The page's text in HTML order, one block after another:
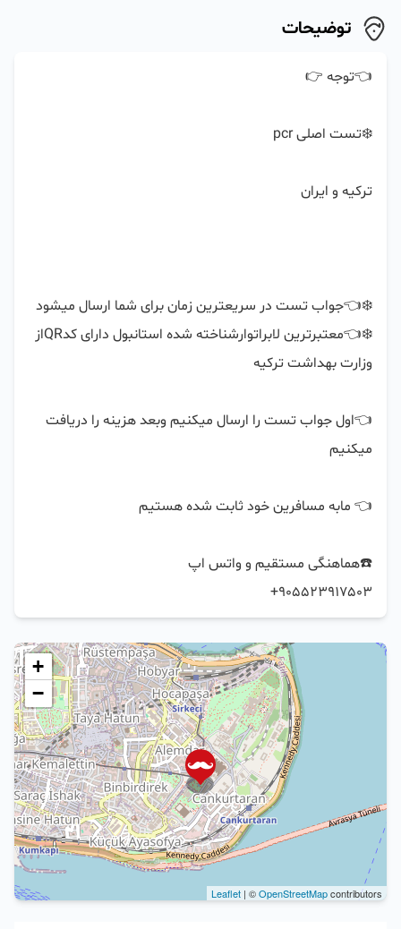
توضیحات
905523917503+
+
−
Leaflet | ©OpenStreetMapcontributors